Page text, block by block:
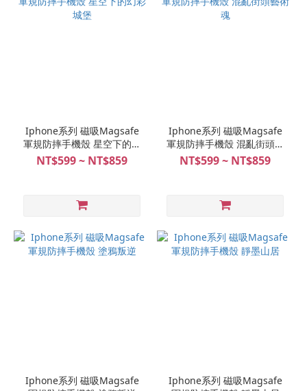
Iphone系列 磁吸Magsafe
軍規防摔手機殼 星空下的幻
彩城堡
NT$599 ~ NT$859
Iphone系列 磁吸Magsafe
軍規防摔手機殼 混亂街頭藝
術魂
NT$599 ~ NT$859
Iphone系列 磁吸Magsafe
Iphone系列 磁吸Magsafe